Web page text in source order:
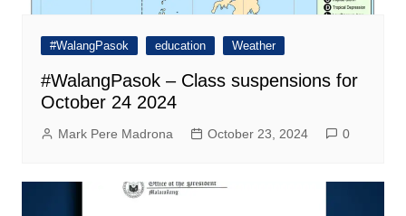
#WalangPasok education Weather
#WalangPasok – Class suspensions for
October 24 2024
Mark Pere Madrona October 23, 2024 0